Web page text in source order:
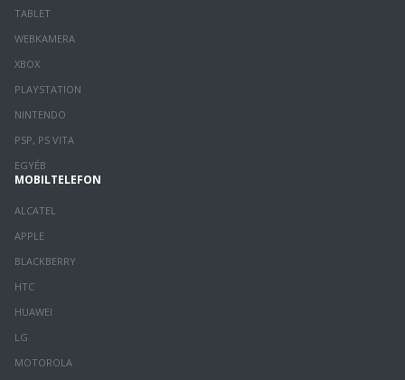
TABLET
WEBKAMERA
XBOX
PLAYSTATION
NINTENDO
PSP, PS VITA
EGYÉB
MOBILTELEFON
ALCATEL
APPLE
BLACKBERRY
HTC
HUAWEI
LG
MOTOROLA